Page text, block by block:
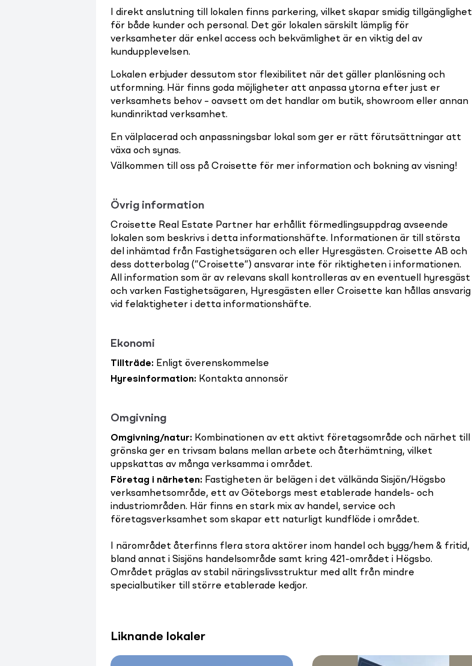
I direkt anslutning till lokalen finns parkering, vilket skapar smidig tillgänglighet
för både kunder och personal. Det gör lokalen särskilt lämplig för
verksamheter där enkel access och bekvämlighet är en viktig del av
kundupplevelsen.
Lokalen erbjuder dessutom stor flexibilitet när det gäller planlösning och
utformning. Här finns goda möjligheter att anpassa ytorna efter just er
verksamhets behov – oavsett om det handlar om butik, showroom eller annan
kundinriktad verksamhet.
En välplacerad och anpassningsbar lokal som ger er rätt förutsättningar att
växa och synas.
Välkommen till oss på Croisette för mer information och bokning av visning!
Övrig information
Croisette Real Estate Partner har erhållit förmedlingsuppdrag avseende
lokalen som beskrivs i detta informationshäfte. Informationen är till största
del inhämtad från Fastighetsägaren och eller Hyresgästen. Croisette AB och
dess dotterbolag (”Croisette”) ansvarar inte för riktigheten i informationen.
All information som är av relevans skall kontrolleras av en eventuell hyresgäst
och varken Fastighetsägaren, Hyresgästen eller Croisette kan hållas ansvarig
vid felaktigheter i detta informationshäfte.
Ekonomi
Tillträde: Enligt överenskommelse
Hyresinformation: Kontakta annonsör
Omgivning
Omgivning/natur: Kombinationen av ett aktivt företagsområde och närhet till
grönska ger en trivsam balans mellan arbete och återhämtning, vilket
uppskattas av många verksamma i området.
Företag i närheten: Fastigheten är belägen i det välkända Sisjön/Högsbo
verksamhetsområde, ett av Göteborgs mest etablerade handels- och
industriområden. Här finns en stark mix av handel, service och
företagsverksamhet som skapar ett naturligt kundflöde i området.
I närområdet återfinns flera stora aktörer inom handel och bygg/hem & fritid,
bland annat i Sisjöns handelsområde samt kring 421-området i Högsbo.
Området präglas av stabil näringslivsstruktur med allt från mindre
specialbutiker till större etablerade kedjor.
Liknande lokaler